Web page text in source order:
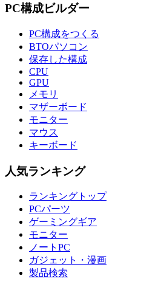
PC構成ビルダー
PC構成をつくる
BTOパソコン
保存した構成
CPU
GPU
メモリ
マザーボード
モニター
マウス
キーボード
人気ランキング
ランキングトップ
PCパーツ
ゲーミングギア
モニター
ノートPC
ガジェット・漫画
製品検索